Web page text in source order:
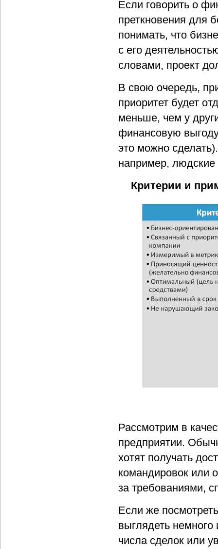
Если говорить о
преткновения для
понимать, что
с его
словами, проект
В свою очередь,
приоритет будет
меньше, чем у
финансовую
это можно
например,
Критерии и
Рассмотрим в
предприятии.
хотят получать
командировок или
за требованиями,
Если же
выглядеть
числа сделок или